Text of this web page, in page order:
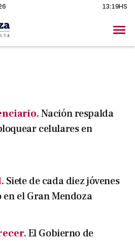
13:19HS
Nación respalda
celulares en
Siete de cada diez jóvenes
el Gran Mendoza
El Gobierno de